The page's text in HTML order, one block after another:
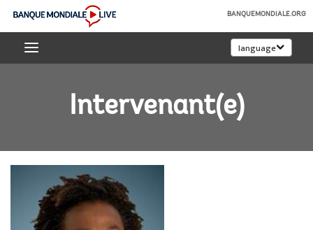
Skip
Main
Banque
mondiale
BANQUEMONDIALE.ORG
language
Intervenant(e)